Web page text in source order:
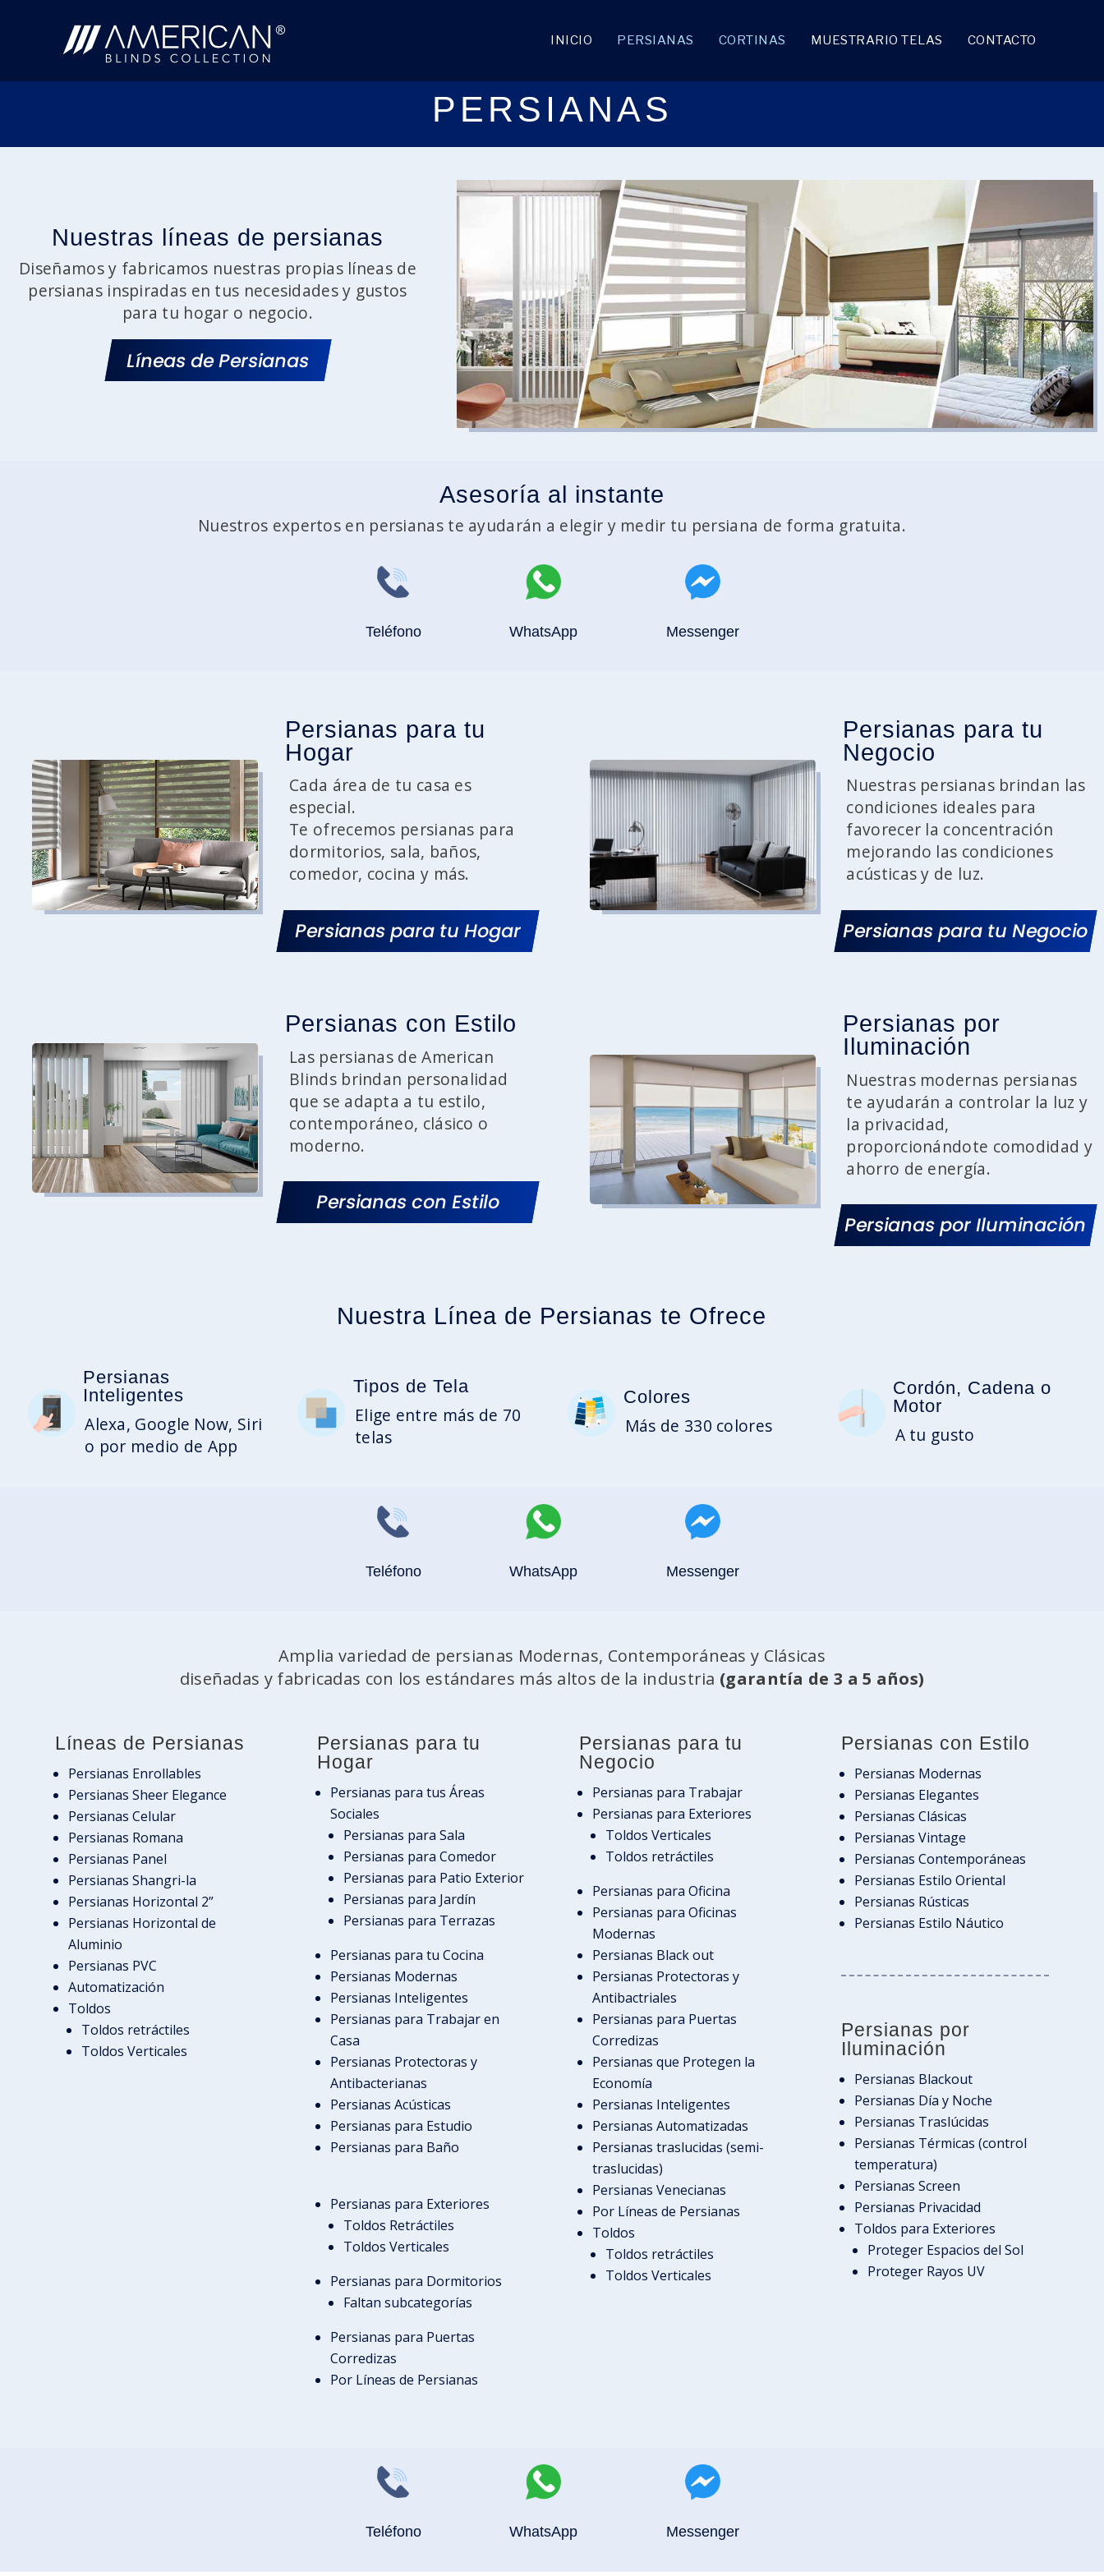
INICIO PERSIANAS CORTINAS MUESTRARIO TELAS CONTACTO
PERSIANAS
Nuestras líneas de persianas
Diseñamos y fabricamos nuestras propias líneas de
persianas inspiradas en tus necesidades y gustos
para tu hogar o negocio.
Líneas de Persianas
Asesoría al instante
Nuestros expertos en persianas te ayudarán a elegir y medir tu persiana de forma gratuita.
Teléfono WhatsApp Messenger
Persianas para tu
Hogar
Cada área de tu casa es
especial.
Te ofrecemos persianas para
dormitorios, sala, baños,
comedor, cocina y más.
Persianas para tu Hogar
Persianas para tu
Negocio
Nuestras persianas brindan las
condiciones ideales para
favorecer la concentración
mejorando las condiciones
acústicas y de luz.
Persianas para tu Negocio
Persianas con Estilo
Las persianas de American
Blinds brindan personalidad
que se adapta a tu estilo,
contemporáneo, clásico o
moderno.
Persianas con Estilo
Persianas por
Iluminación
Nuestras modernas persianas
te ayudarán a controlar la luz y
la privacidad,
proporcionándote comodidad y
ahorro de energía.
Persianas por Iluminación
Nuestra Línea de Persianas te Ofrece
Persianas
Inteligentes
Alexa, Google Now, Siri
o por medio de App
Tipos de Tela
Elige entre más de 70
telas
Colores
Más de 330 colores
Cordón, Cadena o
Motor
A tu gusto
Teléfono WhatsApp Messenger
Amplia variedad de persianas Modernas, Contemporáneas y Clásicas
diseñadas y fabricadas con los estándares más altos de la industria (garantía de 3 a 5 años)
Líneas de Persianas
Persianas Enrollables
Persianas Sheer Elegance
Persianas Celular
Persianas Romana
Persianas Panel
Persianas Shangri-la
Persianas Horizontal 2”
Persianas Horizontal de
Aluminio
Persianas PVC
Automatización
Toldos
Toldos retráctiles
Toldos Verticales
Persianas para tu
Hogar
Persianas para tus Áreas
Sociales
Persianas para Sala
Persianas para Comedor
Persianas para Patio Exterior
Persianas para Jardín
Persianas para Terrazas
Persianas para tu Cocina
Persianas Modernas
Persianas Inteligentes
Persianas para Trabajar en
Casa
Persianas Protectoras y
Antibacterianas
Persianas Acústicas
Persianas para Estudio
Persianas para Baño
Persianas para Exteriores
Toldos Retráctiles
Toldos Verticales
Persianas para Dormitorios
Faltan subcategorías
Persianas para Puertas
Corredizas
Por Líneas de Persianas
Persianas para tu
Negocio
Persianas para Trabajar
Persianas para Exteriores
Toldos Verticales
Toldos retráctiles
Persianas para Oficina
Persianas para Oficinas
Modernas
Persianas Black out
Persianas Protectoras y
Antibactriales
Persianas para Puertas
Corredizas
Persianas que Protegen la
Economía
Persianas Inteligentes
Persianas Automatizadas
Persianas traslucidas (semi-
traslucidas)
Persianas Venecianas
Por Líneas de Persianas
Toldos
Toldos retráctiles
Toldos Verticales
Persianas con Estilo
Persianas Modernas
Persianas Elegantes
Persianas Clásicas
Persianas Vintage
Persianas Contemporáneas
Persianas Estilo Oriental
Persianas Rústicas
Persianas Estilo Náutico
Persianas por
Iluminación
Persianas Blackout
Persianas Día y Noche
Persianas Traslúcidas
Persianas Térmicas (control
temperatura)
Persianas Screen
Persianas Privacidad
Toldos para Exteriores
Proteger Espacios del Sol
Proteger Rayos UV
Teléfono WhatsApp Messenger